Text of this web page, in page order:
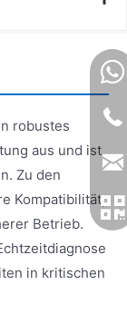
robustes
aus und ist
Zu den
Kompatibilität,
Betrieb.
in kritischen